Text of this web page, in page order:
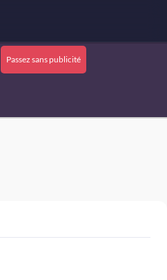
Passez sans publicité